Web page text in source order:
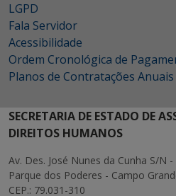
LGPD
Fala Servidor
Acessibilidade
Ordem Cronológica de
Planos de Contratações Anuais
SECRETARIA DE ESTADO DE
DIREITOS HUMANOS
Av. Des. José Nunes da Cunha S/N
Parque dos Poderes - Campo
CEP.: 79.031-310